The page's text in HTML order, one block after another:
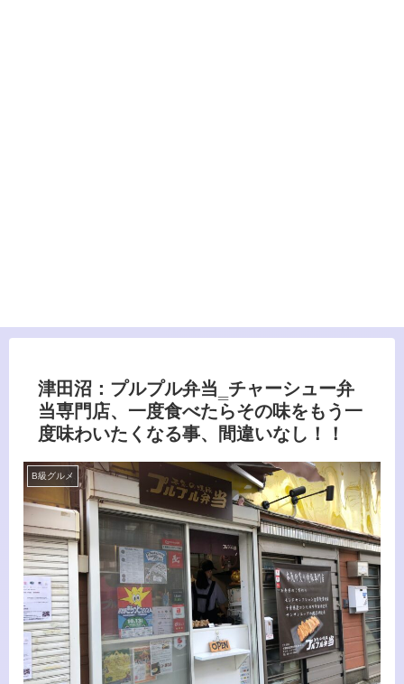
津田沼：プルプル弁当‗チャーシュー弁
当専門店、一度食べたらその味をもう一
度味わいたくなる事、間違いなし！！
B級グルメ